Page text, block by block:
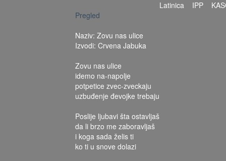
Latinica IPP
Pregled
Naziv: Zovu nas ulice
Izvodi: Crvena Jabuka
Zovu nas ulice
idemo na-napolje
potpetice zvec-zveckaju
uzbuđenje đevojke trebaju
Poslije ljubavi šta ostavljaš
da li brzo me zaboravljaš
i koga sada želis ti
ko ti u snove dolazi